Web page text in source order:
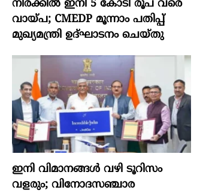
നിരക്കിൽ ഇനി 5 കോടി രൂപ വരെ
വായ്പ; CMEDP മൂന്നാം പതിപ്പ്
മുഖ്യമന്ത്രി ഉദ്ഘാടനം ചെയ്തു
ഇനി വിമാനങ്ങള്‍ വഴി ടൂറിസം
വളരും; വിനോദസഞ്ചാര